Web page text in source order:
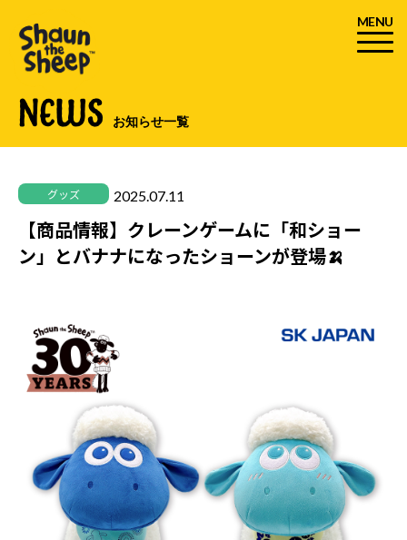
MENU
NEWS お知らせ一覧
グッズ 2025.07.11
【商品情報】クレーンゲームに「和ショー
ン」とバナナになったショーンが登場🍌